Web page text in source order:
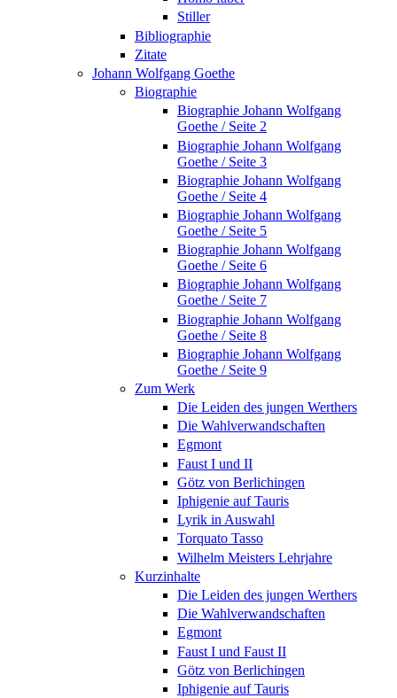
Stiller
Bibliographie
Zitate
Johann Wolfgang Goethe
Biographie
Biographie Johann Wolfgang
Goethe / Seite 2
Biographie Johann Wolfgang
Goethe / Seite 3
Biographie Johann Wolfgang
Goethe / Seite 4
Biographie Johann Wolfgang
Goethe / Seite 5
Biographie Johann Wolfgang
Goethe / Seite 6
Biographie Johann Wolfgang
Goethe / Seite 7
Biographie Johann Wolfgang
Goethe / Seite 8
Biographie Johann Wolfgang
Goethe / Seite 9
Zum Werk
Die Leiden des jungen Werthers
Die Wahlverwandschaften
Egmont
Faust I und II
Götz von Berlichingen
Iphigenie auf Tauris
Lyrik in Auswahl
Torquato Tasso
Wilhelm Meisters Lehrjahre
Kurzinhalte
Die Leiden des jungen Werthers
Die Wahlverwandschaften
Egmont
Faust I und Faust II
Götz von Berlichingen
Iphigenie auf Tauris